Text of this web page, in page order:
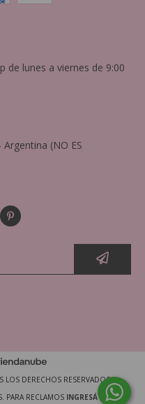
de lunes a viernes de 9:00
Argentina (NO ES
LOS DERECHOS RESERVADOS.
PARA RECLAMOS INGRESÁ ACÁ.